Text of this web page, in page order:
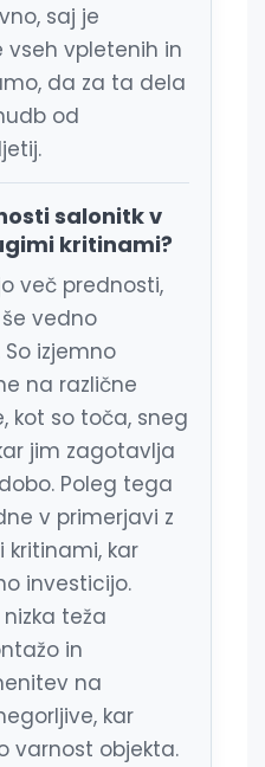
saj je
vseh vpletenih in
da za ta dela
od
salonitk v
kritinami?
več prednosti,
vedno
izjemno
na različne
kot so toča, sneg
jim zagotavlja
Poleg tega
v primerjavi z
kar
investicijo.
teža
in
na
kar
varnost objekta.